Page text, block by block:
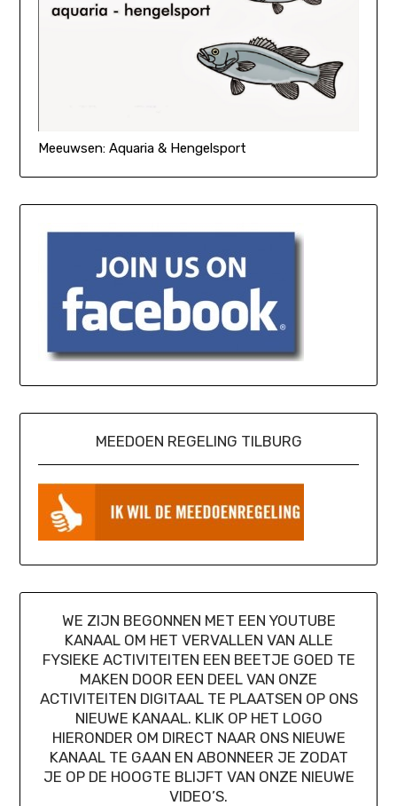
Meeuwsen: Aquaria & Hengelsport
MEEDOEN REGELING TILBURG
WE ZIJN BEGONNEN MET EEN YOUTUBE
KANAAL OM HET VERVALLEN VAN ALLE
FYSIEKE ACTIVITEITEN EEN BEETJE GOED TE
MAKEN DOOR EEN DEEL VAN ONZE
ACTIVITEITEN DIGITAAL TE PLAATSEN OP ONS
NIEUWE KANAAL. KLIK OP HET LOGO
HIERONDER OM DIRECT NAAR ONS NIEUWE
KANAAL TE GAAN EN ABONNEER JE ZODAT
JE OP DE HOOGTE BLIJFT VAN ONZE NIEUWE
VIDEO’S.